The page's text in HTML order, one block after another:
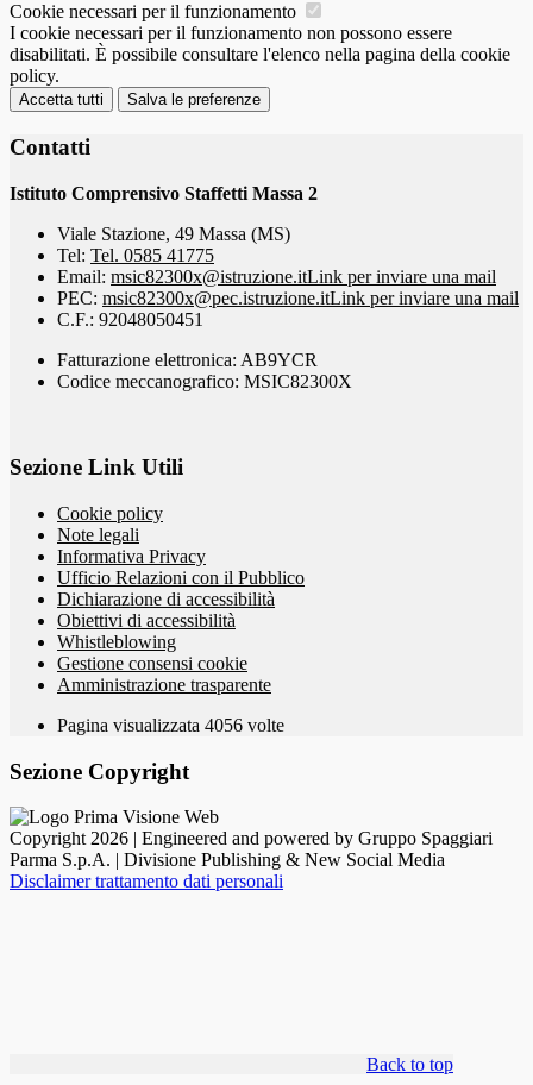
Cookie necessari per il funzionamento
I cookie necessari per il funzionamento non possono essere
disabilitati. È possibile consultare l'elenco nella pagina della cookie
policy.
Accetta tutti Salva le preferenze
Contatti
Istituto Comprensivo Staffetti Massa 2
Viale Stazione, 49 Massa (MS)
Tel: Tel. 0585 41775
Email: msic82300x@istruzione.itLink per inviare una mail
PEC: msic82300x@pec.istruzione.itLink per inviare una mail
C.F.: 92048050451
Fatturazione elettronica: AB9YCR
Codice meccanografico: MSIC82300X
Sezione Link Utili
Cookie policy
Note legali
Informativa Privacy
Ufficio Relazioni con il Pubblico
Dichiarazione di accessibilità
Obiettivi di accessibilità
Whistleblowing
Gestione consensi cookie
Amministrazione trasparente
Pagina visualizzata 4056 volte
Sezione Copyright
Copyright 2026 | Engineered and powered by Gruppo Spaggiari
Parma S.p.A. | Divisione Publishing & New Social Media
Disclaimer trattamento dati personali
Back to top